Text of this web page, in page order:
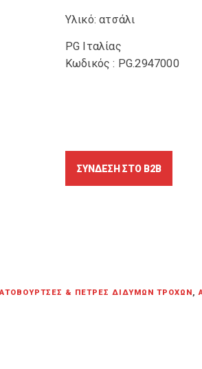
Υλικό: ατσάλι
PG Ιταλίας
Κωδικός : PG.2947000
& ΠΈΤΡΕΣ ΔΊΔΥΜΩΝ ΤΡΟΧΏΝ,